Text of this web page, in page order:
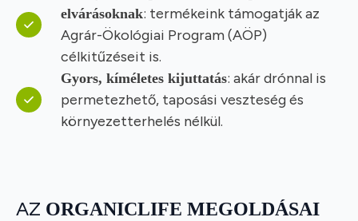
elvárásoknak: termékeink támogatják az
Agrár-Ökológiai Program (AÖP)
célkitűzéseit is.
Gyors, kíméletes kijuttatás: akár drónnal is
permetezhető, taposási veszteség és
környezetterhelés nélkül.
AZ ORGANICLIFE MEGOLDÁSAI